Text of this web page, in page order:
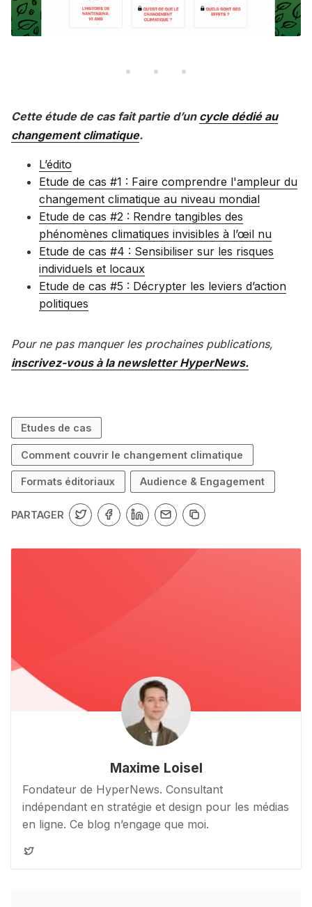
Cette étude de cas fait partie d’un cycle dédié au
changement climatique.
L’édito
Etude de cas #1 : Faire comprendre l'ampleur du
changement climatique au niveau mondial
Etude de cas #2 : Rendre tangibles des
phénomènes climatiques invisibles à l’œil nu
Etude de cas #4 : Sensibiliser sur les risques
individuels et locaux
Etude de cas #5 : Décrypter les leviers d’action
politiques
Pour ne pas manquer les prochaines publications,
inscrivez-vous à la newsletter HyperNews.
Etudes de cas
Comment couvrir le changement climatique
Formats éditoriaux Audience & Engagement
PARTAGER
Maxime Loisel
Fondateur de HyperNews. Consultant
indépendant en stratégie et design pour les médias
en ligne. Ce blog n’engage que moi.